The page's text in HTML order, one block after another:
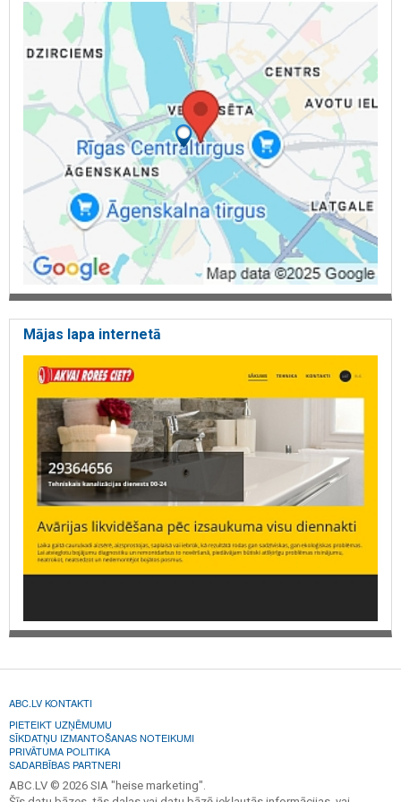
Mājas lapa internetā
ABC.LV KONTAKTI
PIETEIKT UZŅĒMUMU
SĪKDATŅU IZMANTOŠANAS NOTEIKUMI
PRIVĀTUMA POLITIKA
SADARBĪBAS PARTNERI
ABC.LV © 2026 SIA "heise marketing".